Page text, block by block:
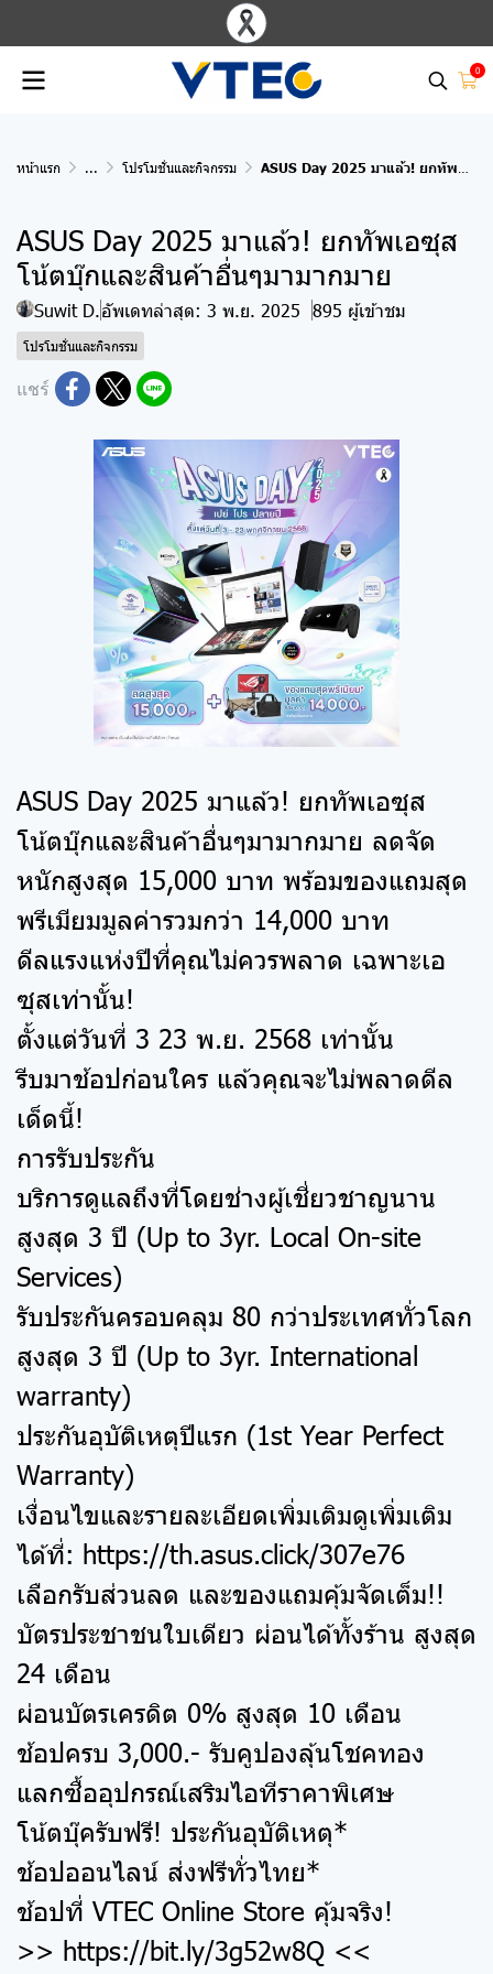
0
หน้าแรก ... โปรโมชั่นและกิจกรรม ASUS Day 2025 มาแล้ว! ยกทัพเอซุสโน้ตบุ๊กและสินค้าอื่นๆมามากมาย
ASUS Day 2025 มาแล้ว! ยกทัพเอซุส
โน้ตบุ๊กและสินค้าอื่นๆมามากมาย
Suwit D.อัพเดทล่าสุด: 3 พ.ย. 2025 895 ผู้เข้าชม
โปรโมชั่นและกิจกรรม
แชร์
ASUS Day 2025 มาแล้ว! ยกทัพเอซุส
โน้ตบุ๊กและสินค้าอื่นๆมามากมาย ลดจัด
หนักสูงสุด 15,000 บาท พร้อมของแถมสุด
พรีเมียมมูลค่ารวมกว่า 14,000 บาท
ดีลแรงแห่งปีที่คุณไม่ควรพลาด เฉพาะเอ
ซุสเท่านั้น!
ตั้งแต่วันที่ 3 23 พ.ย. 2568 เท่านั้น
รีบมาช้อปก่อนใคร แล้วคุณจะไม่พลาดดีล
เด็ดนี้!
การรับประกัน
บริการดูแลถึงที่โดยช่างผู้เชี่ยวชาญนาน
สูงสุด 3 ปี (Up to 3yr. Local On-site
Services)
รับประกันครอบคลุม 80 กว่าประเทศทั่วโลก
สูงสุด 3 ปี (Up to 3yr. International
warranty)
ประกันอุบัติเหตุปีแรก (1st Year Perfect
Warranty)
เงื่อนไขและรายละเอียดเพิ่มเติมดูเพิ่มเติม
ได้ที่: https://th.asus.click/307e76
เลือกรับส่วนลด และของแถมคุ้มจัดเต็ม!!
บัตรประชาชนใบเดียว ผ่อนได้ทั้งร้าน สูงสุด
24 เดือน
ผ่อนบัตรเครดิต 0% สูงสุด 10 เดือน
ช้อปครบ 3,000.- รับคูปองลุ้นโชคทอง
แลกซื้ออุปกรณ์เสริมไอทีราคาพิเศษ
โน้ตบุ๊ครับฟรี! ประกันอุบัติเหตุ*
ช้อปออนไลน์ ส่งฟรีทั่วไทย*
ช้อปที่ VTEC Online Store คุ้มจริง!
>> https://bit.ly/3g52w8Q <<